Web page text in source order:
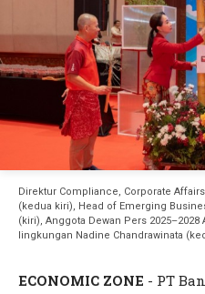
Direktur Compliance, Corporate
(kedua kiri), Head of Emerging
(kiri), Anggota Dewan Pers
lingkungan Nadine Chandrawinata
ECONOMIC ZONE - PT